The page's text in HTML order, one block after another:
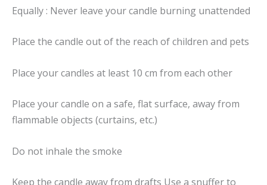
Equally : Never leave your candle burning unattended
Place the candle out of the reach of children and pets
Place your candles at least 10 cm from each other
Place your candle on a safe, flat surface, away from
flammable objects (curtains, etc.)
Do not inhale the smoke
Keep the candle away from drafts Use a snuffer to